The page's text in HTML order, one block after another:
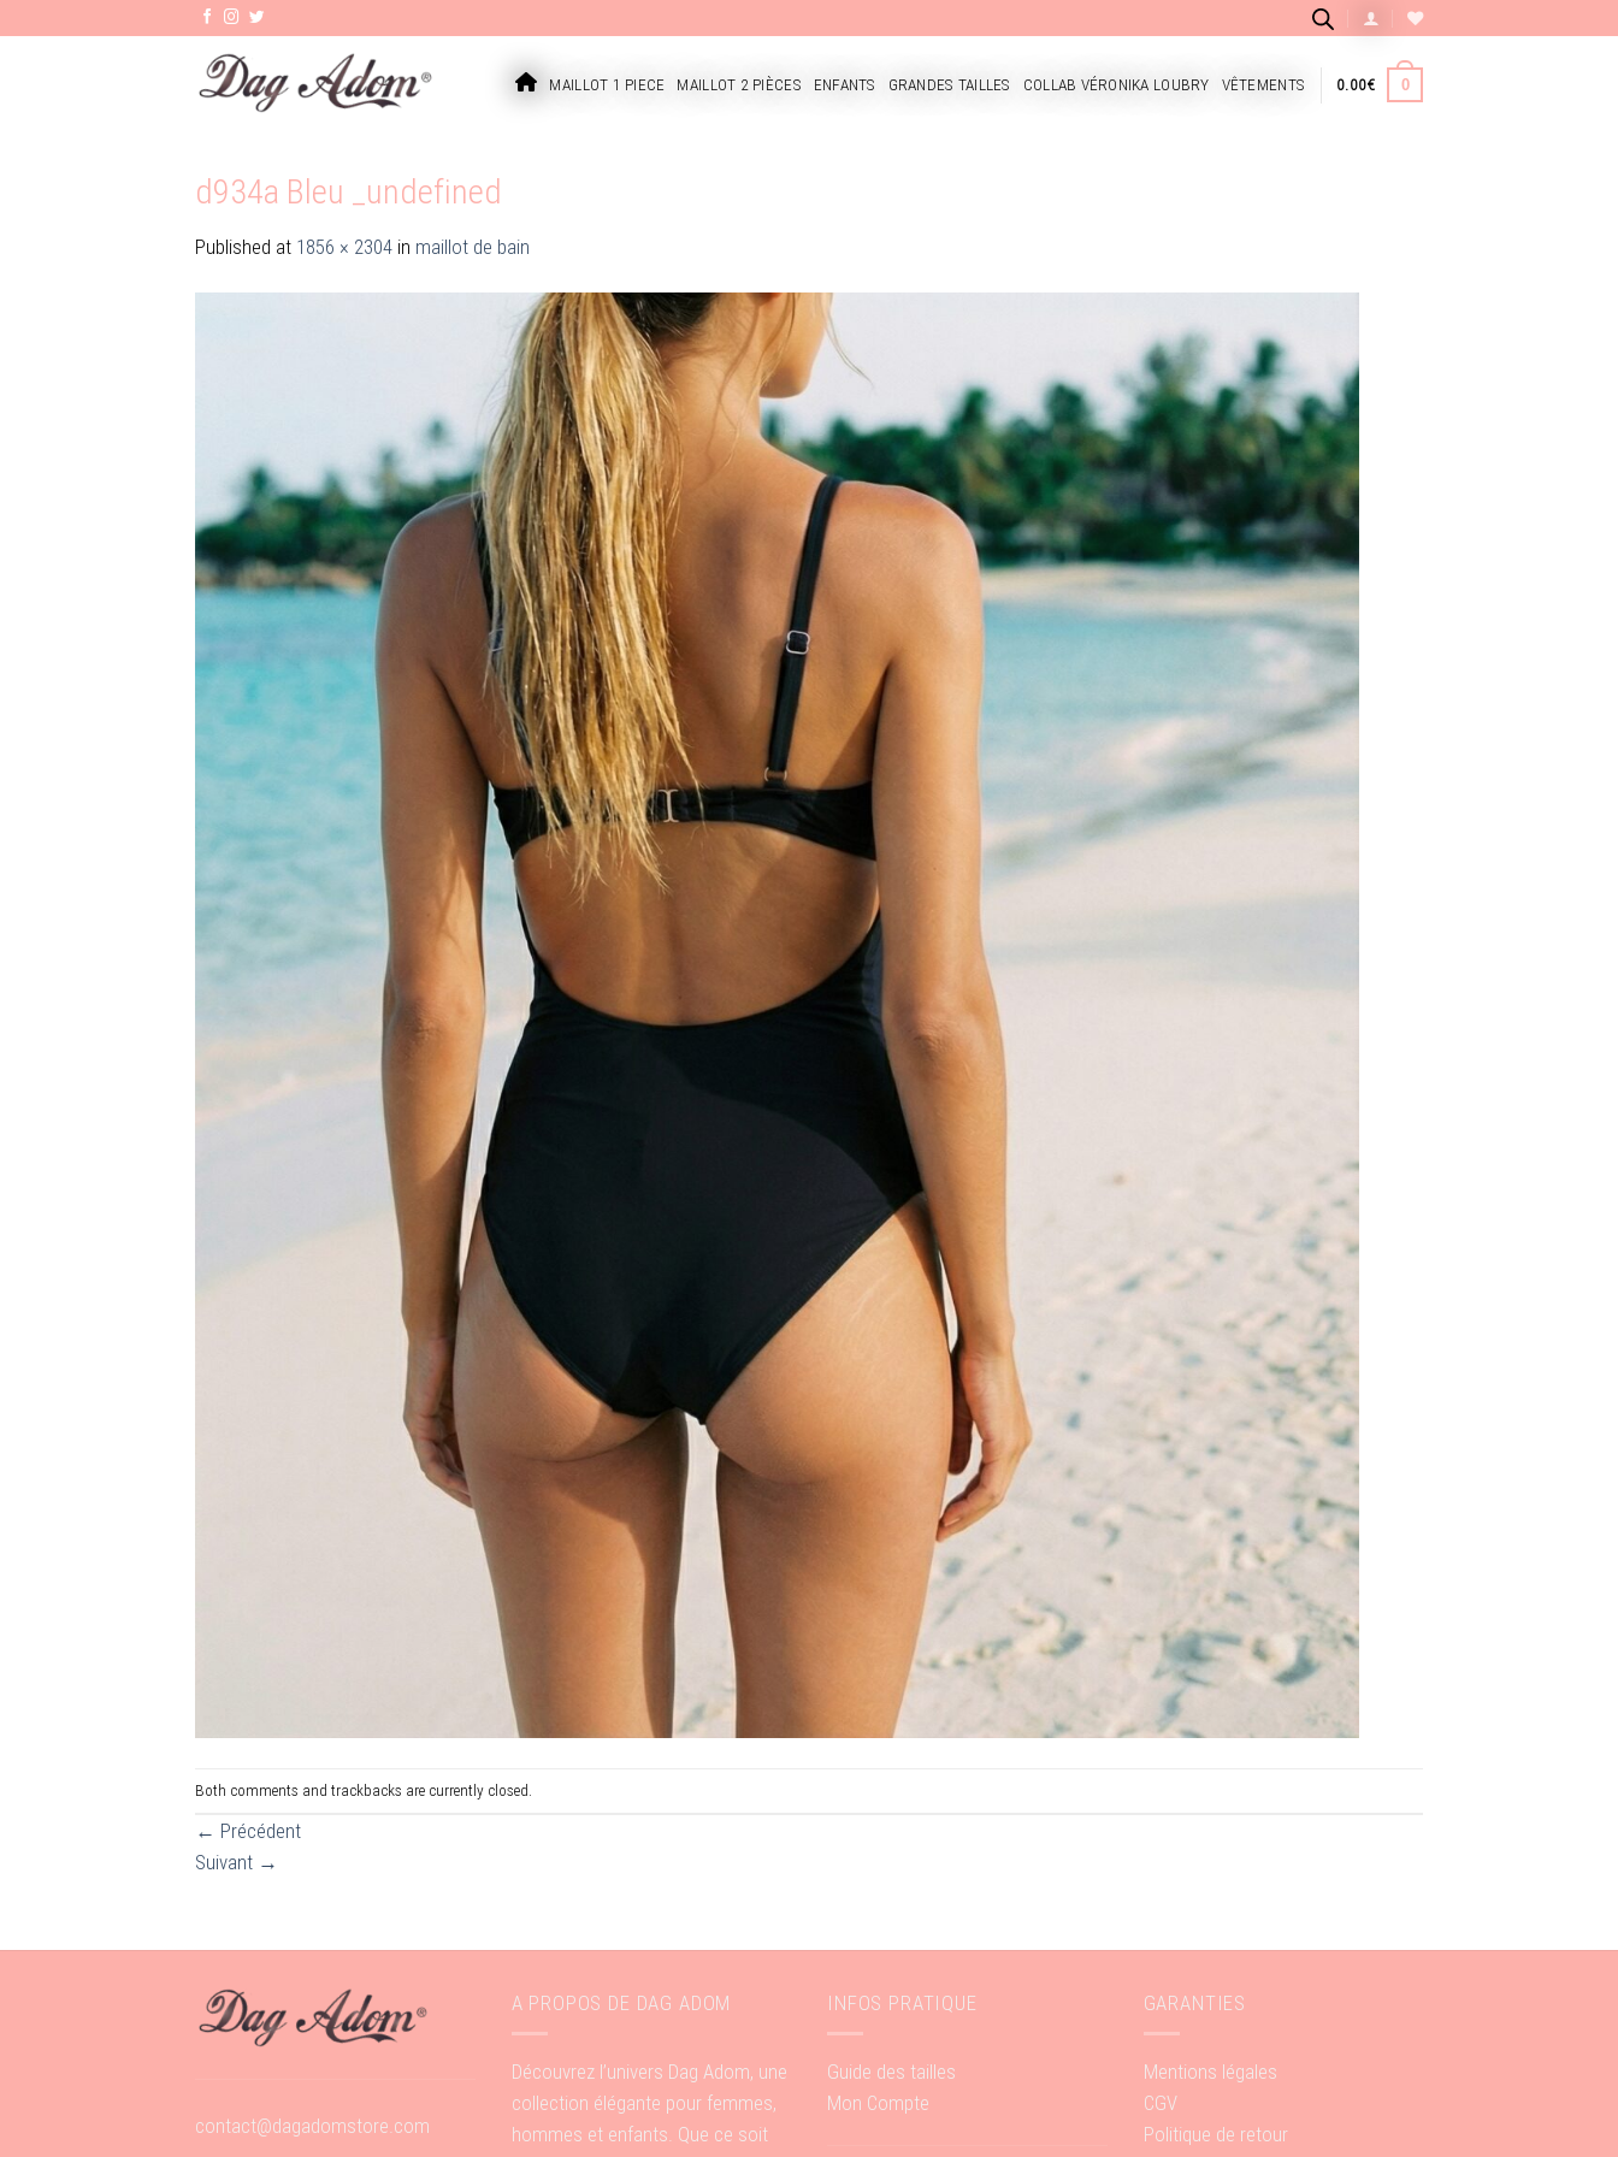
ACCUEILMAILLOT 1 PIECE MAILLOT 2 PIÈCES ENFANTS GRANDES TAILLES COLLAB VÉRONIKA LOUBRY VÊTEMENTS 0.00€ 0
d934a Bleu _undefined
Published at 1856 × 2304 in maillot de bain
Both comments and trackbacks are currently closed.
← Précédent
Suivant →
contact@dagadomstore.com
A PROPOS DE DAG ADOM
Découvrez l’univers Dag Adom, une
collection élégante pour femmes,
hommes et enfants. Que ce soit
INFOS PRATIQUE
Guide des tailles
Mon Compte
GARANTIES
Mentions légales
CGV
Politique de retour